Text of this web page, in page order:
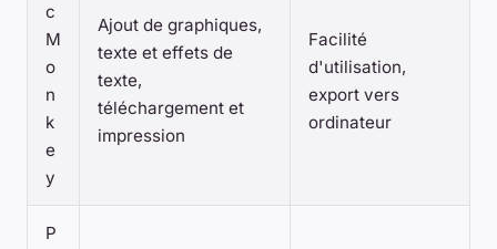
c
M
o
n
k
e
y
Ajout de graphiques,
texte et effets de
texte,
téléchargement et
impression
Facilité
d'utilisation,
export vers
ordinateur
P